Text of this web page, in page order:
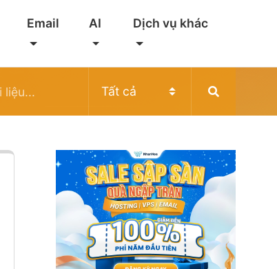
Email AI Dịch vụ khác